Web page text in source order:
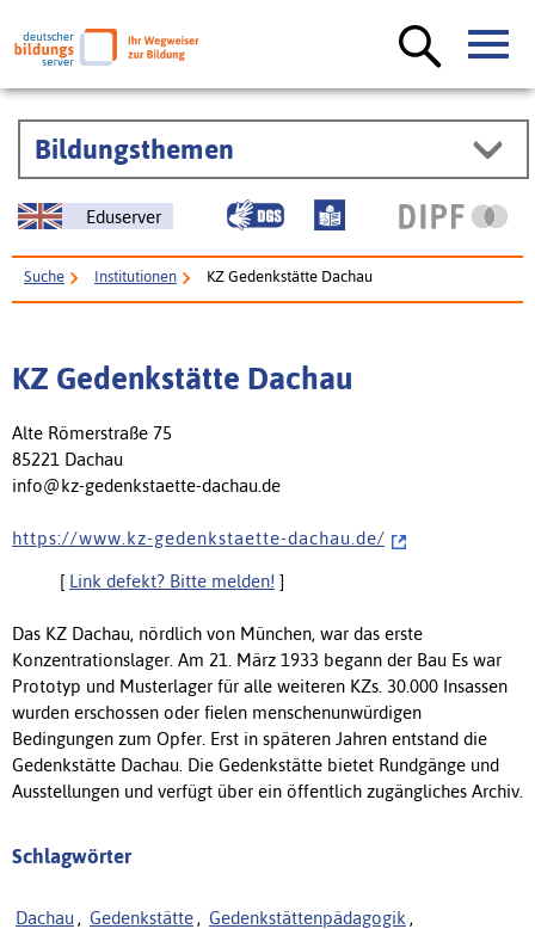
Bildungsthemen
Eduserver
Suche Institutionen KZ Gedenkstätte Dachau
KZ Gedenkstätte Dachau
Alte Römerstraße 75
85221 Dachau
info@kz-gedenkstaette-dachau.de
h t t p s : / / w w w . k z - g e d e n k s t a e t t e - d a c h a u . d e /
[ Link defekt? Bitte melden! ]
Das KZ Dachau, nördlich von München, war das erste
Konzentrationslager. Am 21. März 1933 begann der Bau Es war
Prototyp und Musterlager für alle weiteren KZs. 30.000 Insassen
wurden erschossen oder fielen menschenunwürdigen
Bedingungen zum Opfer. Erst in späteren Jahren entstand die
Gedenkstätte Dachau. Die Gedenkstätte bietet Rundgänge und
Ausstellungen und verfügt über ein öffentlich zugängliches Archiv.
Schlagwörter
Dachau , Gedenkstätte , Gedenkstättenpädagogik ,